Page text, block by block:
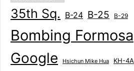
35th Sq. B-24 B-25 B-29
Bombing Formosa
Google Hsichun Mike Hua KH-4A